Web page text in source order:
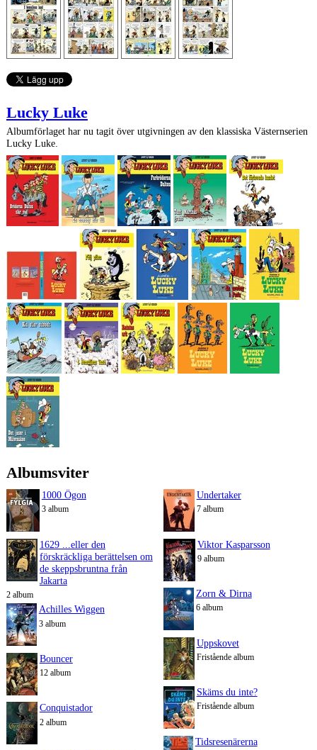
Lucky Luke
Albumförlaget har nu tagit över utgivningen av den klassiska Västernserien
Lucky Luke.
Albumsviter
1000 Ögon
3 album
1629 ...eller den
förskräckliga berättelsen om
de skeppsbruntna från
Jakarta
2 album
Achilles Wiggen
3 album
Bouncer
12 album
Conquistador
2 album
Undertaker
7 album
Viktor Kasparsson
9 album
Zorn & Dirna
6 album
Uppskovet
Fristående album
Skäms du inte?
Fristående album
Tidsresenärerna